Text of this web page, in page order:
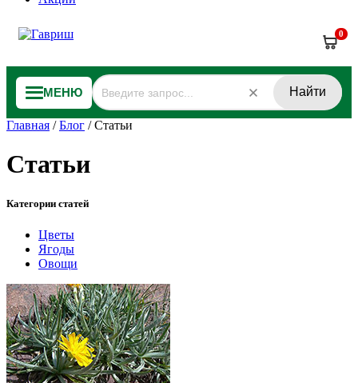
0
МЕНЮ Найти
Главная /Блог /Статьи
Статьи
Категории статей
Цветы
Ягоды
Овощи